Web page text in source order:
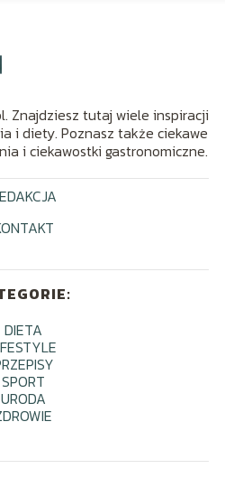
Znajdziesz tutaj wiele inspiracji
i diety. Poznasz także ciekawe
i ciekawostki gastronomiczne.
DIETA
SPORT
URODA